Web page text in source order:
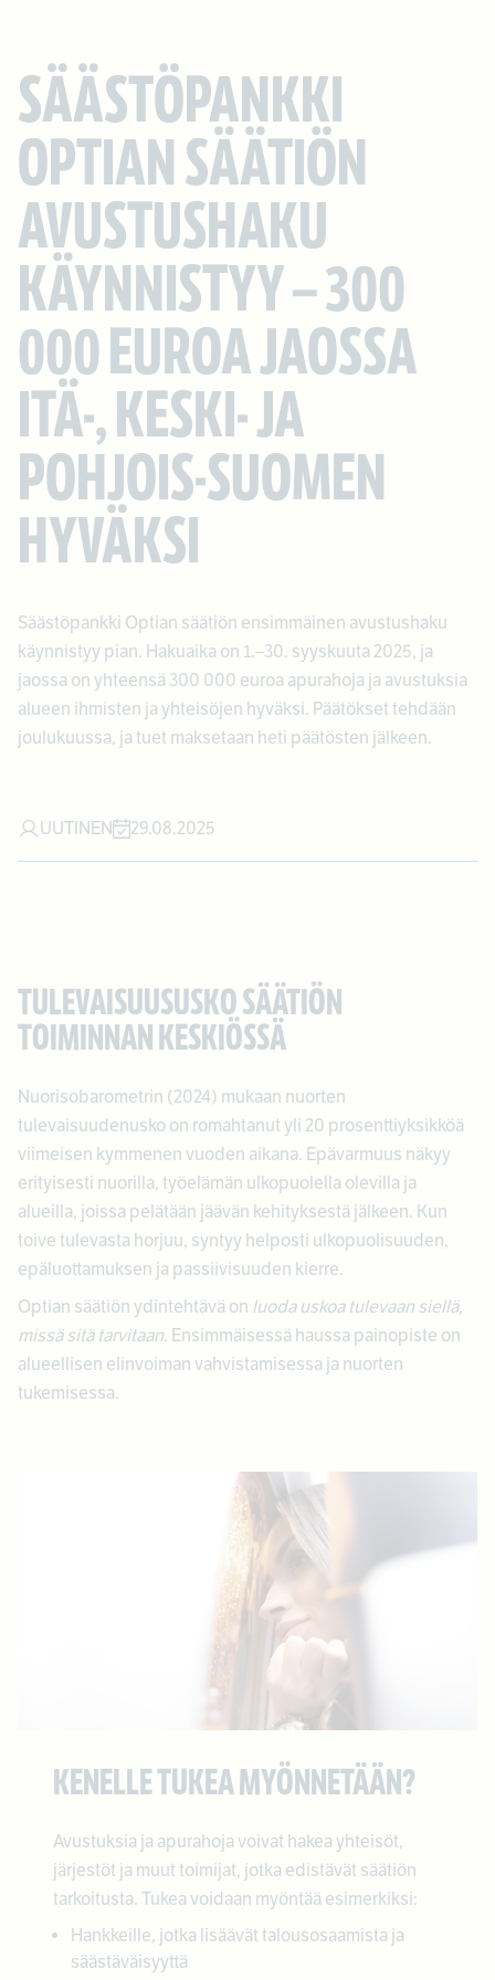
SÄÄSTÖPANKKI
OPTIAN SÄÄTIÖN
AVUSTUSHAKU
KÄYNNISTYY – 300
000 EUROA JAOSSA
ITÄ-, KESKI- JA
POHJOIS-SUOMEN
HYVÄKSI
Säästöpankki Optian säätiön ensimmäinen avustushaku
käynnistyy pian. Hakuaika on 1.–30. syyskuuta 2025, ja
jaossa on yhteensä 300 000 euroa apurahoja ja avustuksia
alueen ihmisten ja yhteisöjen hyväksi. Päätökset tehdään
joulukuussa, ja tuet maksetaan heti päätösten jälkeen.
UUTINEN 29.08.2025
TULEVAISUUSUSKO SÄÄTIÖN
TOIMINNAN KESKIÖSSÄ
Nuorisobarometrin (2024) mukaan nuorten
tulevaisuudenusko on romahtanut yli 20 prosenttiyksikköä
viimeisen kymmenen vuoden aikana. Epävarmuus näkyy
erityisesti nuorilla, työelämän ulkopuolella olevilla ja
alueilla, joissa pelätään jäävän kehityksestä jälkeen. Kun
toive tulevasta horjuu, syntyy helposti ulkopuolisuuden,
epäluottamuksen ja passiivisuuden kierre.
Optian säätiön ydintehtävä on luoda uskoa tulevaan siellä,
missä sitä tarvitaan. Ensimmäisessä haussa painopiste on
alueellisen elinvoiman vahvistamisessa ja nuorten
tukemisessa.
KENELLE TUKEA MYÖNNETÄÄN?
Avustuksia ja apurahoja voivat hakea yhteisöt,
järjestöt ja muut toimijat, jotka edistävät säätiön
tarkoitusta. Tukea voidaan myöntää esimerkiksi:
Hankkeille, jotka lisäävät talousosaamista ja
säästäväisyyttä